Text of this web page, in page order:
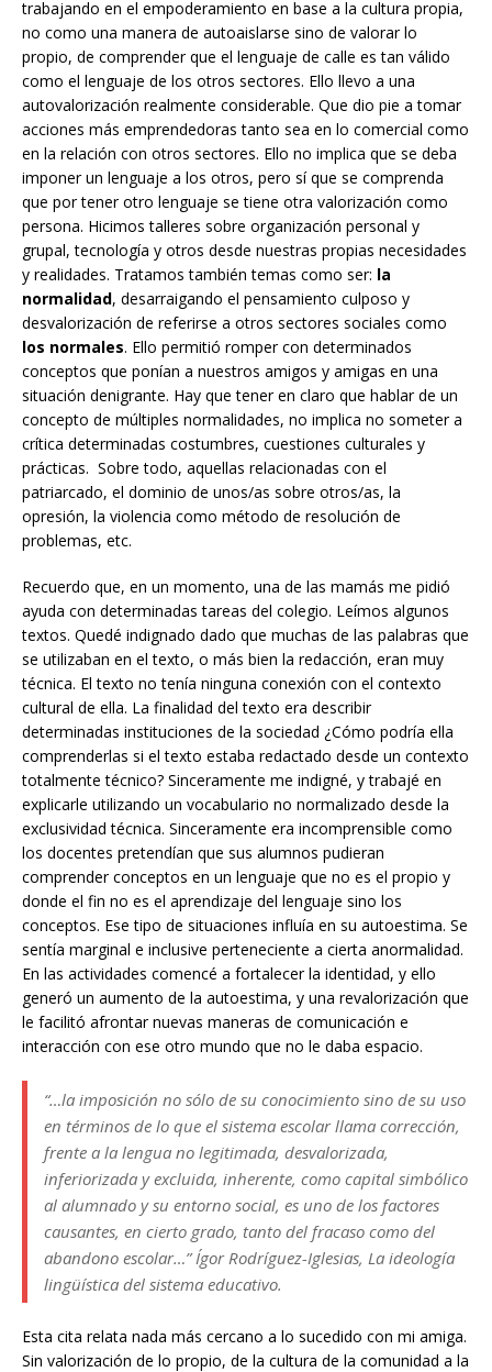
trabajando en el empoderamiento en base a la cultura propia,
no como una manera de autoaislarse sino de valorar lo
propio, de comprender que el lenguaje de calle es tan válido
como el lenguaje de los otros sectores. Ello llevo a una
autovalorización realmente considerable. Que dio pie a tomar
acciones más emprendedoras tanto sea en lo comercial como
en la relación con otros sectores. Ello no implica que se deba
imponer un lenguaje a los otros, pero sí que se comprenda
que por tener otro lenguaje se tiene otra valorización como
persona. Hicimos talleres sobre organización personal y
grupal, tecnología y otros desde nuestras propias necesidades
y realidades. Tratamos también temas como ser: la
normalidad, desarraigando el pensamiento culposo y
desvalorización de referirse a otros sectores sociales como
los normales. Ello permitió romper con determinados
conceptos que ponían a nuestros amigos y amigas en una
situación denigrante. Hay que tener en claro que hablar de un
concepto de múltiples normalidades, no implica no someter a
crítica determinadas costumbres, cuestiones culturales y
prácticas. Sobre todo, aquellas relacionadas con el
patriarcado, el dominio de unos/as sobre otros/as, la
opresión, la violencia como método de resolución de
problemas, etc.
Recuerdo que, en un momento, una de las mamás me pidió
ayuda con determinadas tareas del colegio. Leímos algunos
textos. Quedé indignado dado que muchas de las palabras que
se utilizaban en el texto, o más bien la redacción, eran muy
técnica. El texto no tenía ninguna conexión con el contexto
cultural de ella. La finalidad del texto era describir
determinadas instituciones de la sociedad ¿Cómo podría ella
comprenderlas si el texto estaba redactado desde un contexto
totalmente técnico? Sinceramente me indigné, y trabajé en
explicarle utilizando un vocabulario no normalizado desde la
exclusividad técnica. Sinceramente era incomprensible como
los docentes pretendían que sus alumnos pudieran
comprender conceptos en un lenguaje que no es el propio y
donde el fin no es el aprendizaje del lenguaje sino los
conceptos. Ese tipo de situaciones influía en su autoestima. Se
sentía marginal e inclusive perteneciente a cierta anormalidad.
En las actividades comencé a fortalecer la identidad, y ello
generó un aumento de la autoestima, y una revalorización que
le facilitó afrontar nuevas maneras de comunicación e
interacción con ese otro mundo que no le daba espacio.
“…la imposición no sólo de su conocimiento sino de su uso
en términos de lo que el sistema escolar llama corrección,
frente a la lengua no legitimada, desvalorizada,
inferiorizada y excluida, inherente, como capital simbólico
al alumnado y su entorno social, es uno de los factores
causantes, en cierto grado, tanto del fracaso como del
abandono escolar…”Ígor Rodríguez-Iglesias, La ideología
lingüística del sistema educativo.
Esta cita relata nada más cercano a lo sucedido con mi amiga.
Sin valorización de lo propio, de la cultura de la comunidad a la